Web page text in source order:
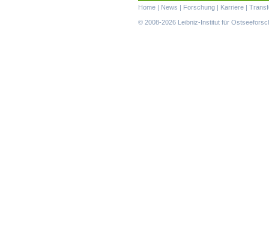
Navigation
überspringen
Home | News | Forschung | Karriere |
© 2008-2026 Leibniz-Institut für